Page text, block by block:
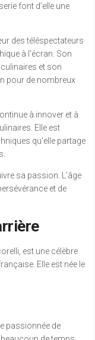
font d’elle une
des téléspectateurs
à l’écran. Son
et son
pour de nombreux
à innover et à
Elle est
qu’elle partage
sa passion. L’âge
et de
est une célèbre
Elle est née le
passionnée de